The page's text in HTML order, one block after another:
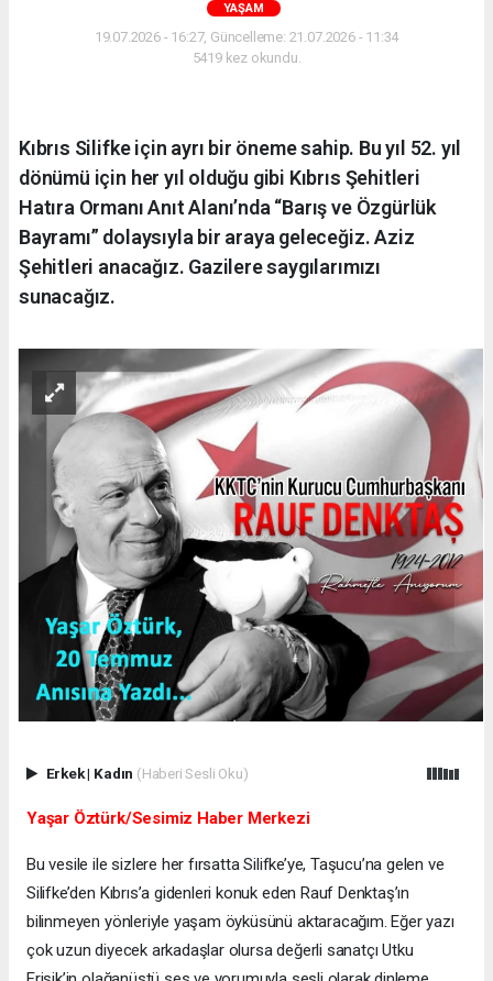
YAŞAM
19.07.2026 - 16:27, Güncelleme: 21.07.2026 - 11:34
5419 kez okundu.
Kıbrıs Silifke için ayrı bir öneme sahip. Bu yıl 52. yıl
dönümü için her yıl olduğu gibi Kıbrıs Şehitleri
Hatıra Ormanı Anıt Alanı’nda “Barış ve Özgürlük
Bayramı” dolaysıyla bir araya geleceğiz. Aziz
Şehitleri anacağız. Gazilere saygılarımızı
sunacağız.
Erkek| Kadın (Haberi Sesli Oku)
Yaşar Öztürk/Sesimiz Haber Merkezi
Bu vesile ile sizlere her fırsatta Silifke’ye, Taşucu’na gelen ve
Silifke’den Kıbrıs’a gidenleri konuk eden Rauf Denktaş’ın
bilinmeyen yönleriyle yaşam öyküsünü aktaracağım. Eğer yazı
çok uzun diyecek arkadaşlar olursa değerli sanatçı Utku